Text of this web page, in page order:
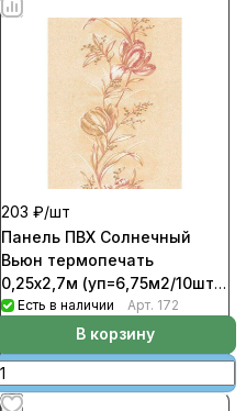
203 ₽/шт
Панель ПВХ Солнечный
Вьюн термопечать
0,25х2,7м (уп=6,75м2/10шт)
Х Есть в наличии Арт. 172
В корзину